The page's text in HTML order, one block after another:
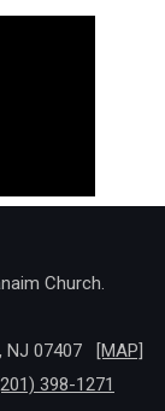
Church.
NJ 07407
[MAP]
398-1271